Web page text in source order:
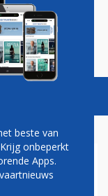
Vacatures
beste van
onbeperkt
Apps.